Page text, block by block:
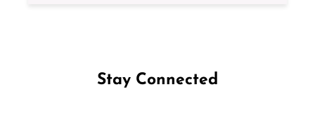
Stay Connected